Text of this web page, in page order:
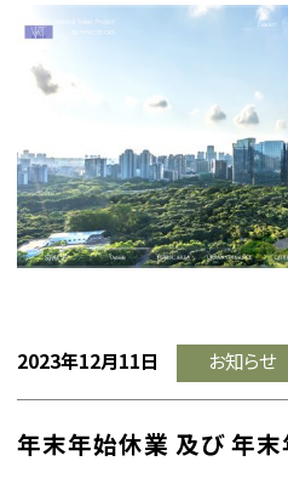
2023年12月11日 お知らせ
年末年始休業 及び 年